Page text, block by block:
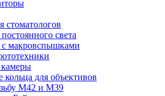
стоматологов
света
макровспышками
кольца для объективов
М42 и М39